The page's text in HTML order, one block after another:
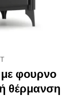
φουρνο
θέρμανση